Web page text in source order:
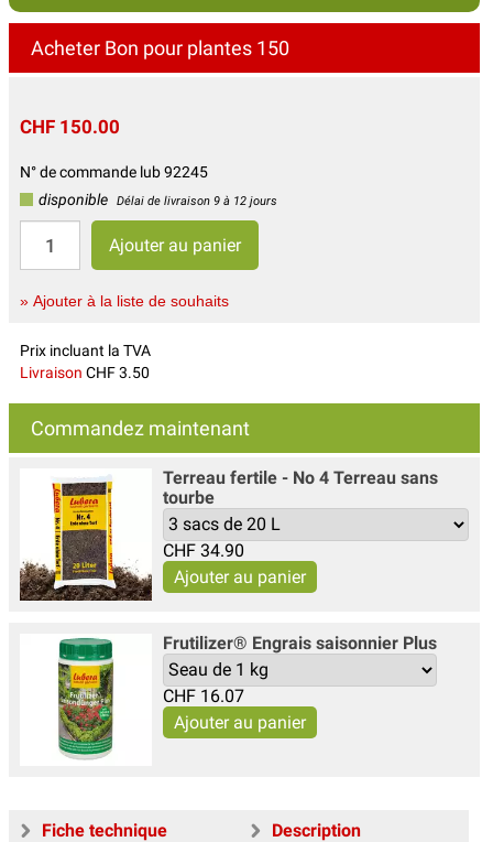
Acheter Bon pour plantes 150
CHF 150.00
N° de commande lub 92245
disponible
Délai de livraison 9 à 12 jours
» Ajouter à la liste de souhaits
Prix incluant la TVA
Livraison CHF 3.50
Commandez maintenant
Terreau fertile - No 4 Terreau sans
tourbe
CHF 34.90
Frutilizer® Engrais saisonnier Plus
CHF 16.07
Fiche technique
Description